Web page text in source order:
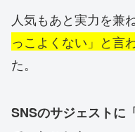
人気もあと実力を兼
っこよくない」と言
た。
SNSのサジェストに